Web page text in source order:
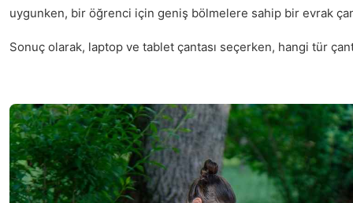
uygunken, bir öğrenci için geniş bölmelere sahip bir evrak
Sonuç olarak, laptop ve tablet çantası seçerken, hangi tür